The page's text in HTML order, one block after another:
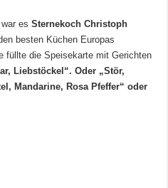
war esSternekoch Christoph
besten Küchen Europas
füllte die Speisekarte mit Gerichten
Liebstöckel“. Oder „Stör,
Mandarine, Rosa Pfeffer“ oder